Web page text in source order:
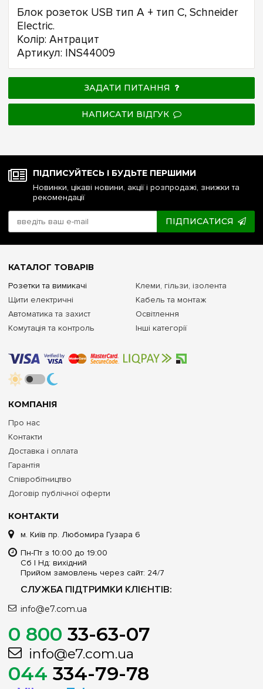
Блок розеток USB тип А + тип С, Schneider
Electric.
Колір: Антрацит
Артикул: INS44009
ЗАДАТИ ПИТАННЯ
НАПИСАТИ ВІДГУК
ПІДПИСУЙТЕСЬ І БУДЬТЕ ПЕРШИМИ
Новинки, цікаві новини, акції і розпродажі, знижки та
рекомендації
ПІДПИСАТИСЯ
КОНТАКТИ
м. Київ пр. Любомира Гузара 6
Пн-Пт з 10:00 до 19:00
Сб | Нд: вихідний
Прийом замовлень через сайт: 24/7
СЛУЖБА ПІДТРИМКИ КЛІЄНТІВ:
info@e7.com.ua
0 800 33-63-07
info@e7.com.ua
044 334-79-78
КОМПАНІЯ
Про нас
Контакти
Доставка і оплата
Гарантія
Співробітництво
Договір публічної оферти
КАТАЛОГ ТОВАРІВ
Розетки та вимикачі
Щити електричні
Автоматика та захист
Комутація та контроль
Клеми, гільзи, ізолента
Кабель та монтаж
Освітлення
Інші категорії